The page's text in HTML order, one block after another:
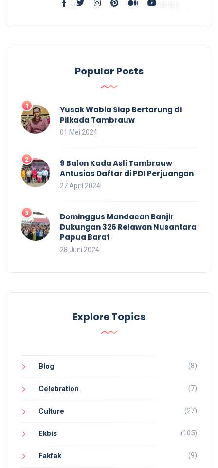
Popular Posts
Yusak Wabia Siap Bertarung di
Pilkada Tambrauw
01 Mei 2024
9 Balon Kada Asli Tambrauw
Antusias Daftar di PDI Perjuangan
27 April 2024
Dominggus Mandacan Banjir
Dukungan 326 Relawan Nusantara
Papua Barat
28 Juni 2024
Explore Topics
Blog (8)
Celebration (7)
Culture (27)
Ekbis (105)
Fakfak (9)